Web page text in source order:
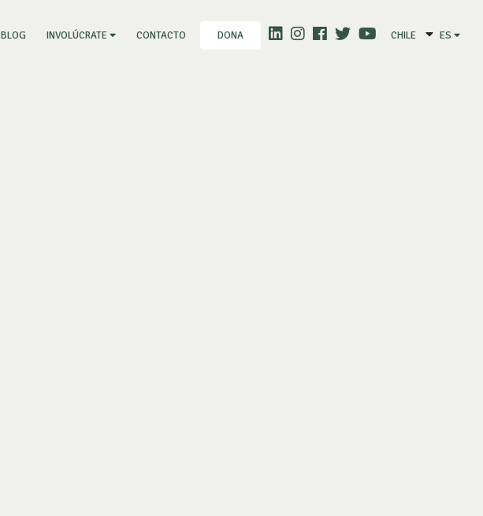
BLOG INVOLÚCRATE CONTACTO DONA CHILE ES